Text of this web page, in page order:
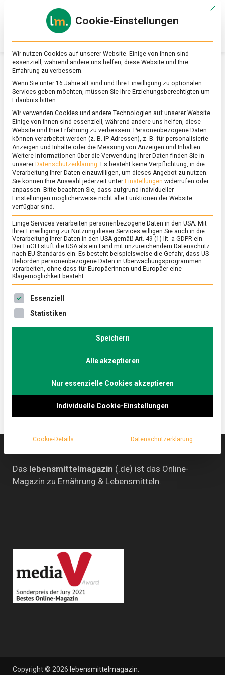
Online-
Magazin
zu
&
Ernährung
SCHLAGWORT:MONKEY BRAIN TABLE
ERNÄHRUNG & GESUNDHEIT /FEATURED/WISSEN
Reine Geschmackssache
22. April 2022 Johannes
Reine
„Bäh!“ – nicht nur kleine Kinder mäkeln oft am Essen
herum, sondern auch viele Erwachsene pflegen
Disgusting Food Museum Berlin präsentiert
überwinden. Lebensmittelmagazin.de macht den
Das lebensmittelmagazin (.de) ist das Online-
Magazin zu Ernährung & Lebensmitteln.
Copyright © 2026 lebensmittelmagazin
Mit
Cookie-Einstellungen
Wir nutzen Cookies auf unserer Website. Einige von ihnen sind
essenziell, während andere uns helfen, diese Website und Ihre
Erfahrung zu verbessern.
Wenn Sie unter 16 Jahre alt sind und Ihre Einwilligung zu optionalen
Services geben möchten, müssen Sie Ihre Erziehungsberechtigten um
Erlaubnis bitten.
Wir verwenden Cookies und andere Technologien auf unserer Website.
Einige von ihnen sind essenziell, während andere uns helfen, diese
Website und Ihre Erfahrung zu verbessern. Personenbezogene Daten
können verarbeitet werden (z. B. IP-Adressen), z. B. für personalisierte
Anzeigen und Inhalte oder die Messung von Anzeigen und Inhalten.
Weitere Informationen über die Verwendung Ihrer Daten finden Sie in
unserer Datenschutzerklärung. Es besteht keine Verpflichtung, in die
Verarbeitung Ihrer Daten einzuwilligen, um dieses Angebot zu nutzen.
Sie können Ihre Auswahl jederzeit unter Einstellungen widerrufen oder
anpassen. Bitte beachten Sie, dass aufgrund individueller
Einstellungen möglicherweise nicht alle Funktionen der Website
verfügbar sind.
Einige Services verarbeiten personenbezogene Daten in den USA. Mit
Ihrer Einwilligung zur Nutzung dieser Services willigen Sie auch in die
Verarbeitung Ihrer Daten in den USA gemäß Art. 49 (1) lit. a GDPR ein.
Der EuGH stuft die USA als ein Land mit unzureichendem Datenschutz
nach EU-Standards ein. Es besteht beispielsweise die Gefahr, dass US-
Behörden personenbezogene Daten in Überwachungsprogrammen
verarbeiten, ohne dass für Europäerinnen und Europäer eine
Klagemöglichkeit besteht.
Es folgt eine Liste der Service-Gruppen, für die eine
Essenziell
Statistiken
Speichern
Alle akzeptieren
Nur essenzielle Cookies akzeptieren
Individuelle Cookie-Einstellungen
Cookie-Details Datenschutzerklärung